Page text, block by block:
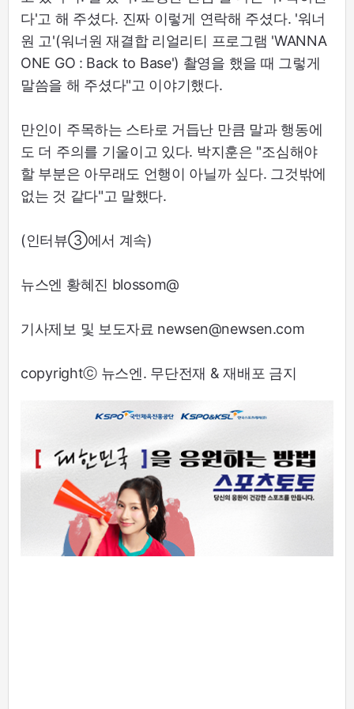
다'고 해 주셨다. 진짜 이렇게 연락해 주셨다. '워너
원 고'(워너원 재결합 리얼리티 프로그램 'WANNA
ONE GO : Back to Base') 촬영을 했을 때 그렇게
말씀을 해 주셨다"고 이야기했다.
만인이 주목하는 스타로 거듭난 만큼 말과 행동에
도 더 주의를 기울이고 있다. 박지훈은 "조심해야
할 부분은 아무래도 언행이 아닐까 싶다. 그것밖에
없는 것 같다"고 말했다.
(인터뷰③에서 계속)
뉴스엔 황혜진 blossom@
기사제보 및 보도자료 newsen@newsen.com
copyrightⓒ 뉴스엔. 무단전재 & 재배포 금지